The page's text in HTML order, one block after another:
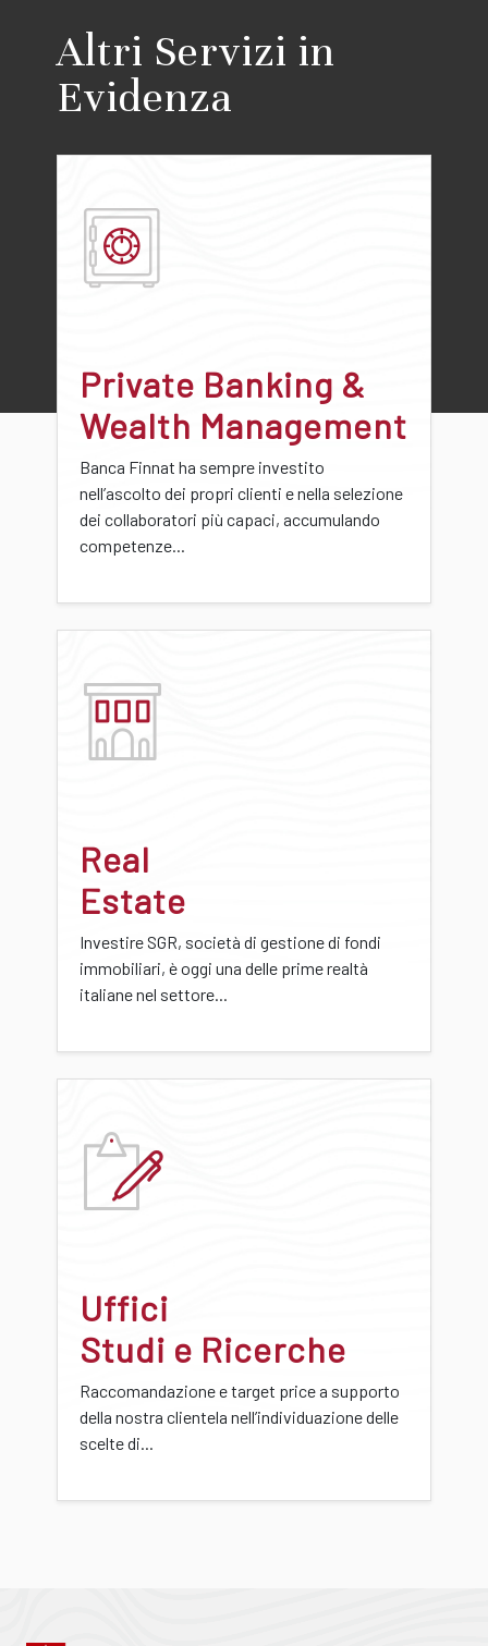
Altri Servizi in
Evidenza
Private Banking &
Wealth Management
Banca Finnat ha sempre investito
nell’ascolto dei propri clienti e nella selezione
dei collaboratori più capaci, accumulando
competenze...
Real
Estate
Investire SGR, società di gestione di fondi
immobiliari, è oggi una delle prime realtà
italiane nel settore...
Uffici
Studi e Ricerche
Raccomandazione e target price a supporto
della nostra clientela nell’individuazione delle
scelte di...